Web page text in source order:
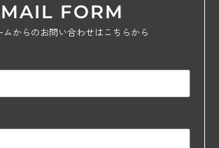
MAIL FORM
ムからのお問い合わせはこちらから